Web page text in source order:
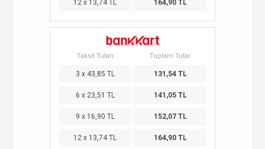
12 x 13,74 TL 164,90 TL
Taksit Tutarı Toplam Tutar
3 x 43,85 TL 131,54 TL
6 x 23,51 TL 141,05 TL
9 x 16,90 TL 152,07 TL
12 x 13,74 TL 164,90 TL